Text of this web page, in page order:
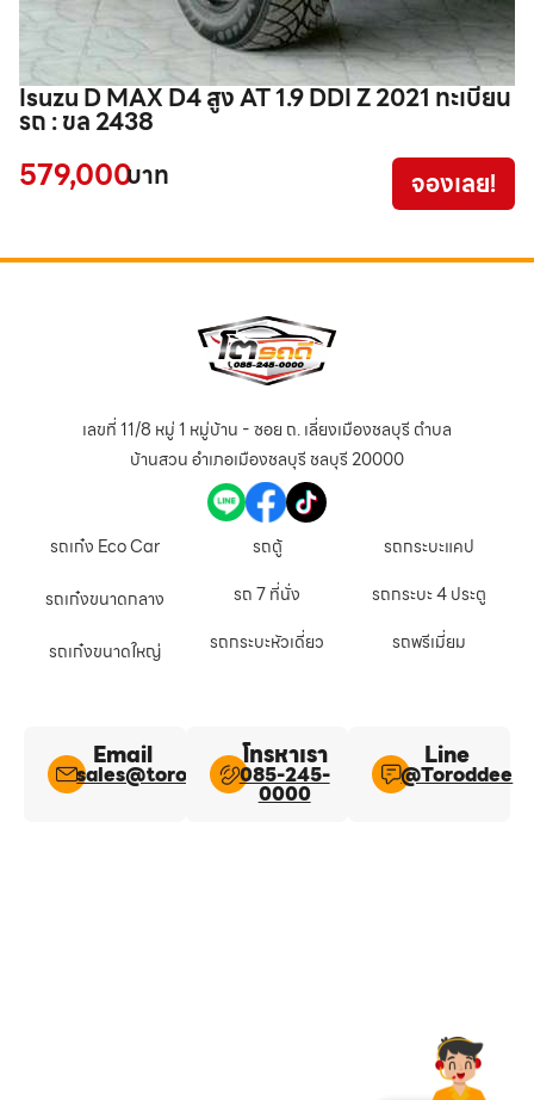
Isuzu D MAX D4 สูง AT 1.9 DDI Z 2021 ทะเบียน
รถ : ขล 2438
579,000บาท จองเลย!
เลขที่ 11/8 หมู่ 1 หมู่บ้าน - ซอย ถ. เลี่ยงเมืองชลบุรี ตำบล
บ้านสวน อำเภอเมืองชลบุรี ชลบุรี 20000
รถเก๋ง Eco Car
รถเก๋งขนาดกลาง
รถเก๋งขนาดใหญ่
รถตู้
รถ 7 ที่นั่ง
รถกระบะหัวเดี่ยว
รถกระบะแคป
รถกระบะ 4 ประตู
รถพรีเมี่ยม
Email
sales@toroddee.com
โทรหาเรา
085-245-
0000
Line​
@Toroddee​